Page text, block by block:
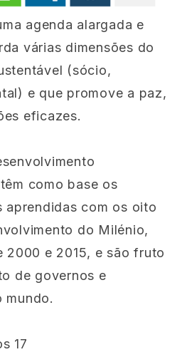
agenda alargada e
várias dimensões do
(sócio,
e que promove a paz,
eficazes.
como base os
aprendidas com os oito
do Milénio,
2000 e 2015, e são fruto
de governos e
mundo.
17